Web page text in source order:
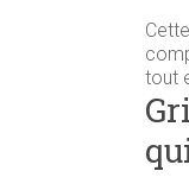
tout